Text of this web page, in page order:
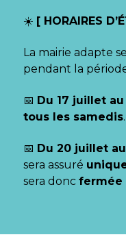
☀️ [ HORAIRES
La mairie adapte
pendant la
📅 Du 17 juillet
tous les samedis.
📅 Du 20 juillet
sera assuré
sera donc fermée